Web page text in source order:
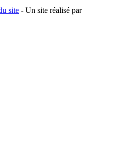
site - Un site réalisé par